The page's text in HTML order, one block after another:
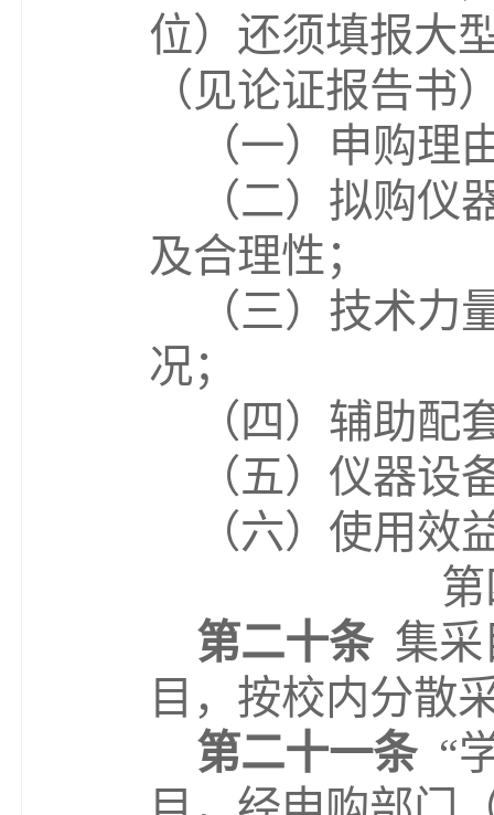
位）还须填报大
（见论证报告书
（一）申购理
（二）拟购
及合理性；
（三）技术
况；
（四）辅助配
（五）仪器设
（六）使用效
第二十条 集
目，按校内分散
第二十一条 “